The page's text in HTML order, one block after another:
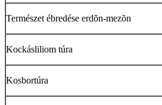
Természet ébredése erdõn-mezõn
Kockásliliom túra
Kosbortúra